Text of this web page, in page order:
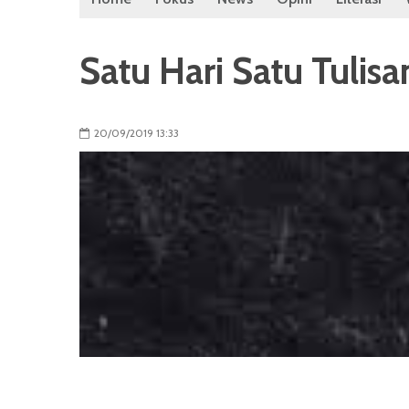
Satu Hari Satu
20/09/2019 13:33